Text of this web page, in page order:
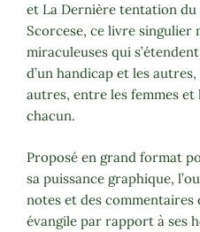
et La Dernière tentation
Scorcese, ce livre singulier
miraculeuses qui
d’un handicap et les
autres, entre les femmes
chacun.
Proposé en grand format
sa puissance graphique,
notes et des
évangile par rapport à ses